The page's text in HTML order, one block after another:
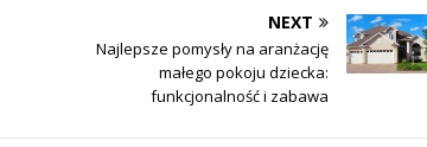
NEXT
Najlepsze pomysły na aranżację
małego pokoju dziecka:
funkcjonalność i zabawa